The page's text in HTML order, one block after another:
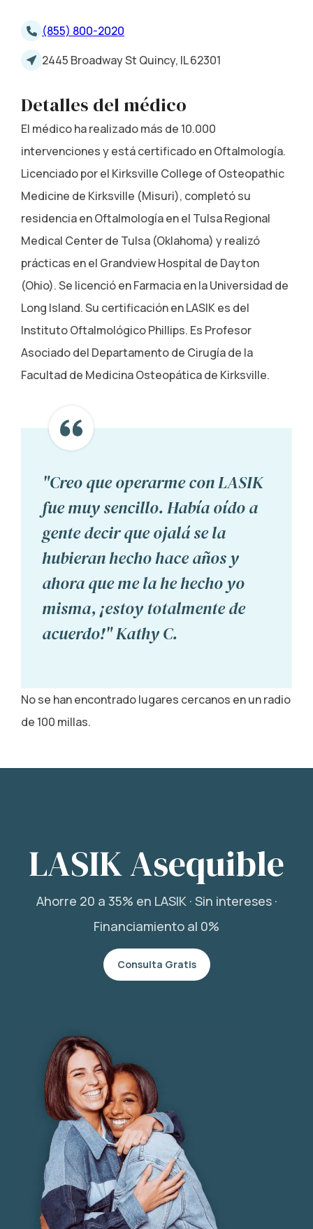
(855) 800-2020
2445 Broadway St Quincy, IL 62301
Detalles del médico
El médico ha realizado más de 10.000
intervenciones y está certificado en Oftalmología.
Licenciado por el Kirksville College of Osteopathic
Medicine de Kirksville (Misuri), completó su
residencia en Oftalmología en el Tulsa Regional
Medical Center de Tulsa (Oklahoma) y realizó
prácticas en el Grandview Hospital de Dayton
(Ohio). Se licenció en Farmacia en la Universidad de
Long Island. Su certificación en LASIK es del
Instituto Oftalmológico Phillips. Es Profesor
Asociado del Departamento de Cirugía de la
Facultad de Medicina Osteopática de Kirksville.
"Creo que operarme con LASIK
fue muy sencillo. Había oído a
gente decir que ojalá se la
hubieran hecho hace años y
ahora que me la he hecho yo
misma, ¡estoy totalmente de
acuerdo!" Kathy C.
No se han encontrado lugares cercanos en un radio
de 100 millas.
LASIK Asequible
Ahorre 20 a 35% en LASIK · Sin intereses ·
Financiamiento al 0%
Consulta Gratis